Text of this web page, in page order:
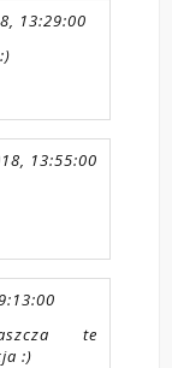
13:29:00
13:55:00
te
:)